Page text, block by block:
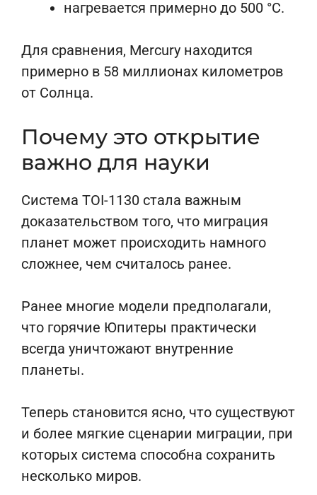
нагревается примерно до 500 °C.
Для сравнения, Mercury находится
примерно в 58 миллионах километров
от Солнца.
Почему это открытие
важно для науки
Система TOI-1130 стала важным
доказательством того, что миграция
планет может происходить намного
сложнее, чем считалось ранее.
Ранее многие модели предполагали,
что горячие Юпитеры практически
всегда уничтожают внутренние
планеты.
Теперь становится ясно, что существуют
и более мягкие сценарии миграции, при
которых система способна сохранить
несколько миров.